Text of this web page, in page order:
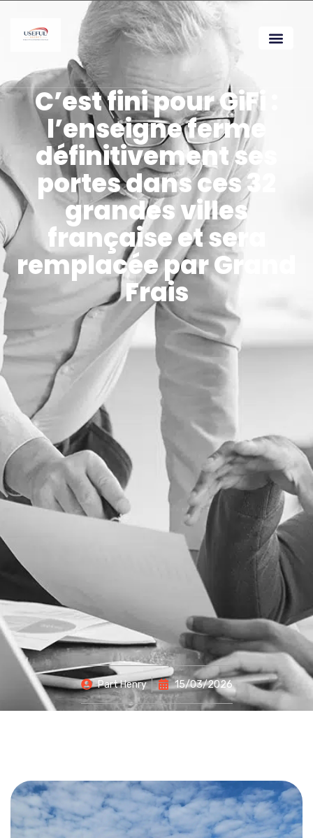
C’est fini pour GiFi :
l’enseigne ferme
définitivement ses
portes dans ces 32
grandes villes
française et sera
remplacée par Grand
Frais
PartHenry 15/03/2026